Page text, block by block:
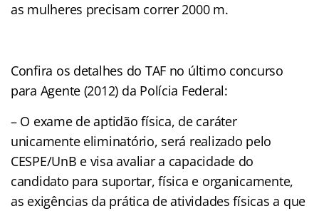
as mulheres precisam correr 2000 m.
Confira os detalhes do TAF no último concurso
para Agente (2012) da Polícia Federal:
– O exame de aptidão física, de caráter
unicamente eliminatório, será realizado pelo
CESPE/UnB e visa avaliar a capacidade do
candidato para suportar, física e organicamente,
as exigências da prática de atividades físicas a que